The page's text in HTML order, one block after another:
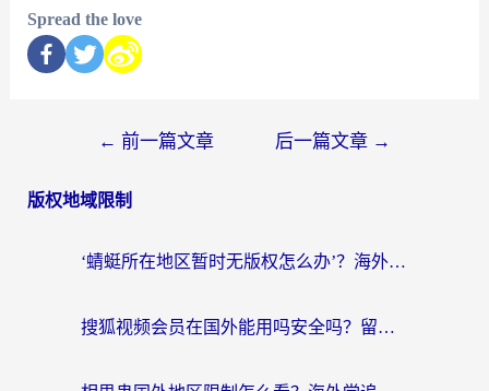
Spread the love
← 前一篇文章 后一篇文章 →
版权地域限制
‘蜻蜓所在地区暂时无版权怎么办’？海外党看国内内容、办国内事的实用指南
搜狐视频会员在国外能用吗安全吗？留学生亲测有效的回国观影解决方案